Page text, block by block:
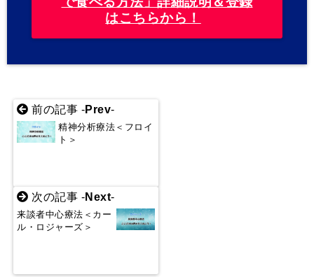
はこちらから！
前の記事 -Prev-
精神分析療法＜フロイ
ト＞
次の記事 -Next-
来談者中心療法＜カー
ル・ロジャーズ＞